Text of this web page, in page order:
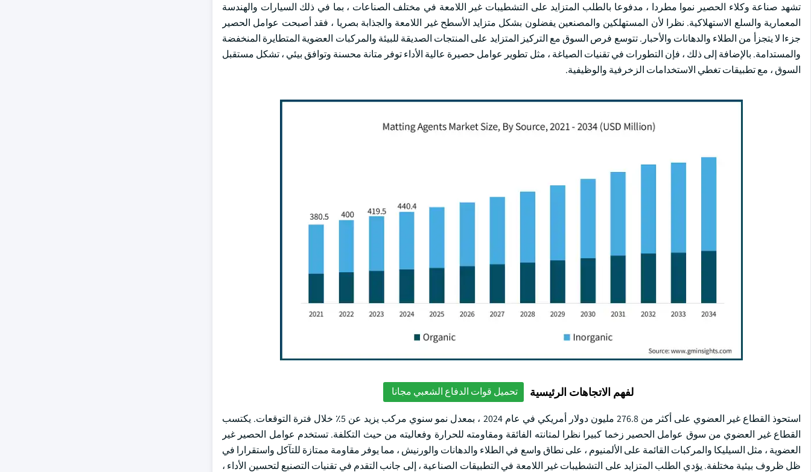
تشهد صناعة وكلاء الحصير نموا مطردا ، مدفوعا بالطلب المتزايد على التشطيبات غير اللامعة في مختلف الصناعات ، بما في ذلك السيارات والهندسة
المعمارية والسلع الاستهلاكية. نظرا لأن المستهلكين والمصنعين يفضلون بشكل متزايد الأسطح غير اللامعة والجذابة بصريا ، فقد أصبحت عوامل الحصير
جزءا لا يتجزأ من الطلاء والدهانات والأحبار. تتوسع فرص السوق مع التركيز المتزايد على المنتجات الصديقة للبيئة والمركبات العضوية المتطايرة المنخفضة
والمستدامة. بالإضافة إلى ذلك ، فإن التطورات في تقنيات الصياغة ، مثل تطوير عوامل حصيرة عالية الأداء توفر متانة محسنة وتوافق بيئي ، تشكل مستقبل
السوق ، مع تطبيقات تغطي الاستخدامات الزخرفية والوظيفية.
لفهم الاتجاهات الرئيسية تحميل قوات الدفاع الشعبي مجانا
استحوذ القطاع غير العضوي على أكثر من 276.8 مليون دولار أمريكي في عام 2024 ، بمعدل نمو سنوي مركب يزيد عن 5٪ خلال فترة التوقعات. يكتسب
القطاع غير العضوي من سوق عوامل الحصير زخما كبيرا نظرا لمتانته الفائقة ومقاومته للحرارة وفعاليته من حيث التكلفة. تستخدم عوامل الحصير غير
العضوية ، مثل السيليكا والمركبات القائمة على الألمنيوم ، على نطاق واسع في الطلاء والدهانات والورنيش ، مما يوفر مقاومة ممتازة للتآكل واستقرارا في
ظل ظروف بيئية مختلفة. يؤدي الطلب المتزايد على التشطيبات غير اللامعة في التطبيقات الصناعية ، إلى جانب التقدم في تقنيات التصنيع لتحسين الأداء ،